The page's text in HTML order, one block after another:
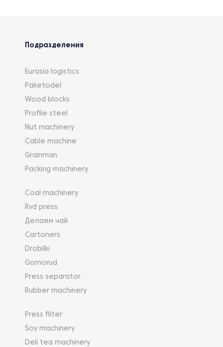
Подразделения
Eurasia logistics
Paketodel
Wood blocks
Profile steel
Nut machinery
Cable machine
Grainman
Packing machinery
Coal machinery
Rvd press
Делаем чай
Cartoners
Drobilki
Gornorud
Press separator
Rubber machinery
Press filter
Soy machinery
Deli tea machinery